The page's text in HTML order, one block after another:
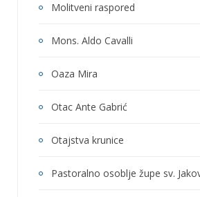
Molitveni raspored
Mons. Aldo Cavalli
Oaza Mira
Otac Ante Gabrić
Otajstva krunice
Pastoralno osoblje župe sv.